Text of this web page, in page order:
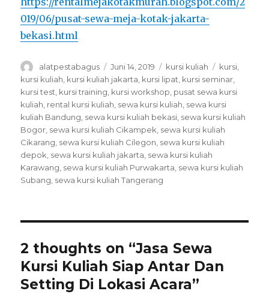
019/06/pusat-sewa-meja-kotak-jakarta-
bekasi.html
Author
alatpestabagus
Posted
on
Juni 14, 2019 Categories
kursi kuliah Tags
kursi
kursi kuliah kursi kuliah jakarta kursi lipat kursi seminar
kursi test kursi training kursi workshop pusat sewa kursi
kuliah rental kursi kuliah sewa kursi kuliah sewa kursi
kuliah Bandung sewa kursi kuliah bekasi sewa kursi kuliah
Bogor sewa kursi kuliah Cikampek sewa kursi kuliah
Cikarang sewa kursi kuliah Cilegon sewa kursi kuliah
depok sewa kursi kuliah jakarta sewa kursi kuliah
Karawang sewa kursi kuliah Purwakarta sewa kursi kuliah
Subang sewa kursi kuliah Tangerang
2 thoughts on “Jasa Sewa
Kursi Kuliah Siap Antar Dan
Setting Di Lokasi Acara”